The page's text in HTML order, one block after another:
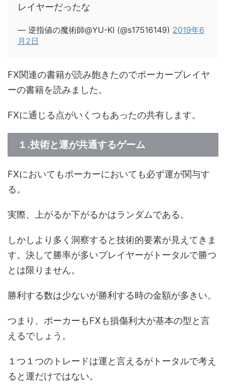
レイヤーだったな
— 逆指値の魔術師@YU-KI (@s17516149) 2019年6
月2日
FX関連の書籍が読み飽きたのでポーカープレイヤ
ーの書籍を読みました。
FXに通じる点がいくつもあったの共有します。
１.技術と運が共通するゲーム
FXにおいてもポーカーにおいても必ず運が関与す
る。
実際、上がるか下がるかはランダムである。
しかしより多く洞察すると技術的要素が見えてきま
す。決して勝率が多いプレイヤーがトータルで勝つ
とは限りません。
勝利する数は少ないが勝利する時の金額が多きい。
つまり、ポーカーもFXも損傷利大が基本の型と言
えるでしょう。
１つ１つのトレードは運と言えるがトータルで考え
ると運だけではない。